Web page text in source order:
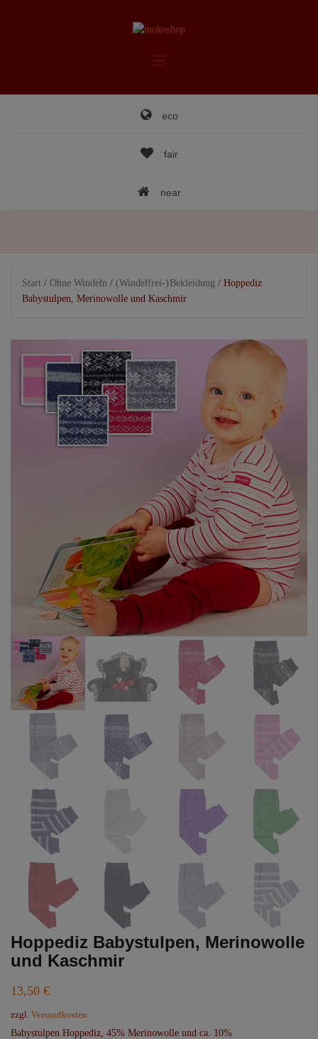
eco
fair
near
Start / Ohne Windeln / (Windelfrei-) Bekleidung / Hoppediz
Babystulpen, Merinowolle und Kaschmir
Hoppediz Babystulpen, Merinowolle
und Kaschmir
13,50 €
zzgl. Versandkosten
Babystulpen Hoppediz, 45% Merinowolle und ca. 10%